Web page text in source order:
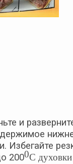
и
Избегайте
2000С духовки